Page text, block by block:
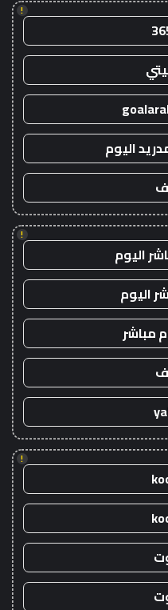
!
اليوم
!
اليوم
اليوم
مباشر
!